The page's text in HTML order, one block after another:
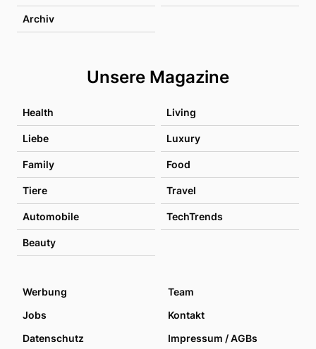
Archiv
Unsere Magazine
Health Living
Liebe Luxury
Family Food
Tiere Travel
Automobile TechTrends
Beauty
Werbung
Team
Jobs
Kontakt
Datenschutz
Impressum / AGBs